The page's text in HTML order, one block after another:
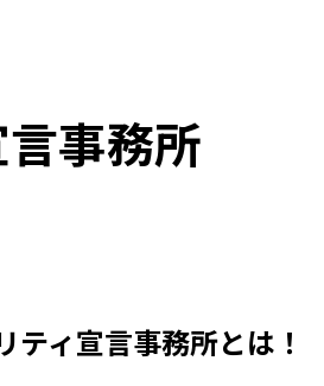
事務所
ィ宣⾔事務所とは！